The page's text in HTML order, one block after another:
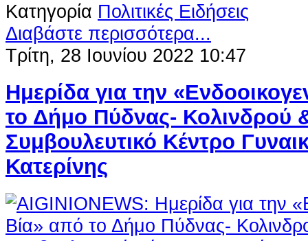
Κατηγορία Πολιτικές Ειδήσεις
Διαβάστε περισσότερα...
Τρίτη, 28 Ιουνίου 2022 10:47
Ημερίδα για την
το Δήμο Πύδνας- Κολινδρού
Συμβουλευτικό Κέντρο
Κατερίνης